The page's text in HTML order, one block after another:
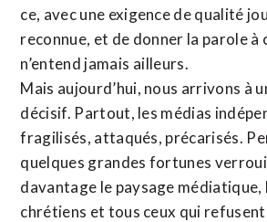
ce, avec une exigence de qualité
reconnue, et de donner la parole à
n’entend jamais ailleurs.
Mais aujourd’hui, nous arrivons à
décisif. Partout, les médias
fragilisés, attaqués, précarisés.
quelques grandes fortunes
davantage le paysage médiatique,
chrétiens et tous ceux qui